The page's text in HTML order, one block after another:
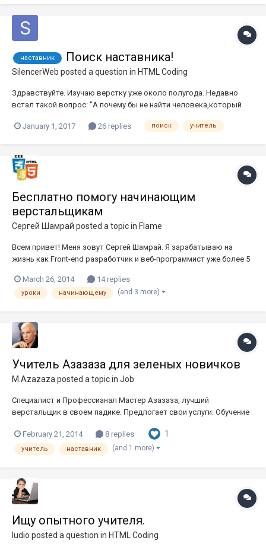
наставник Поиск наставника!
SilencerWeb posted a question in HTML Coding
Здравствуйте. Изучаю верстку уже около полугода. Недавно
встал такой вопрос: "А почему бы не найти человека,который
лучше сверстать,тыкать носом в мои ошибки?". Я
January 1, 2017 26 replies поиск учитель
Бесплатно помогу начинающим
верстальщикам
Сергей Шамрай posted a topic in Flame
Всем привет! Меня зовут Сергей Шамрай. Я зарабатываю на
жизнь как Front-end разработчик и веб-программист уже более 5
стеку веб-технологий. И у меня есть желание безвозмездно
поделится этими знаниями, а так же возможно обменять их на
March 26, 2014 14 replies
уроки начинающему (and 3 more)
Учитель Азазаза для зеленых новичков
M.Azazaza posted a topic in Job
Специалист и Профессианал Мастер Азазаза, лучший
верстальщик в своем падике. Предлогает свои услуги. Обучение
фиксирована. Большой опыт работы, первый в рунете не
последний в буржунете. Пишите в тему или в лс!
February 21, 2014 8 replies 1
учитель наставник (and 1 more)
Ищу опытного учителя.
ludio posted a question in HTML Coding